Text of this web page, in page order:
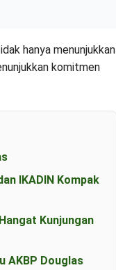
hanya menunjukkan
komitmen
IKADIN Kompak
Kunjungan
AKBP Douglas